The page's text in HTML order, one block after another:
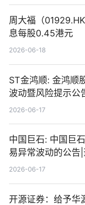
周大福（
息每股0.45港元
2026-06-18
ST金鸿顺: 金鸿顺
波动暨风险提示公
2026-06-17
中国巨石: 中国巨
易异常波动的公告
2026-06-17
开源证券：给予华